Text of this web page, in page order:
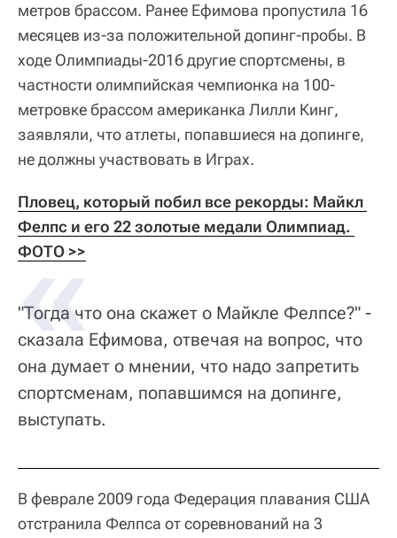
метров брассом. Ранее Ефимова пропустила 16
месяцев из-за положительной допинг-пробы. В
ходе Олимпиады-2016 другие спортсмены, в
частности олимпийская чемпионка на 100-
метровке брассом американка Лилли Кинг,
заявляли, что атлеты, попавшиеся на допинге,
не должны участвовать в Играх.
Пловец, который побил все рекорды: Майкл
Фелпс и его 22 золотые медали Олимпиад.
ФОТО >>
"Тогда что она скажет о Майкле Фелпсе?" -
сказала Ефимова, отвечая на вопрос, что
она думает о мнении, что надо запретить
спортсменам, попавшимся на допинге,
выступать.
В феврале 2009 года Федерация плавания США
отстранила Фелпса от соревнований на 3